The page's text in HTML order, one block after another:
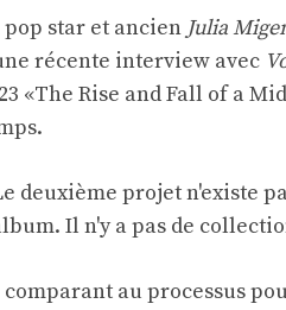
pop star et ancien Julia
récente interview avec
«The Rise and Fall of a
deuxième projet n'existe
Il n'y a pas de
comparant au processus